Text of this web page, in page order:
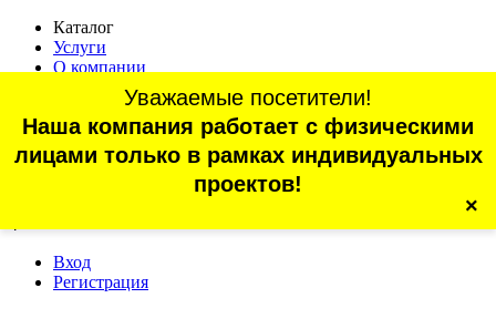
Каталог
Услуги
О компании
Статьи
Контакты
Отзывы
г. Санкт-Петербург, проспект Обуховской Обороны, 70, корп.
Вход
Регистрация
Уважаемые посетители!
Наша компания работает с физическими
лицами только в рамках индивидуальных
проектов!
×